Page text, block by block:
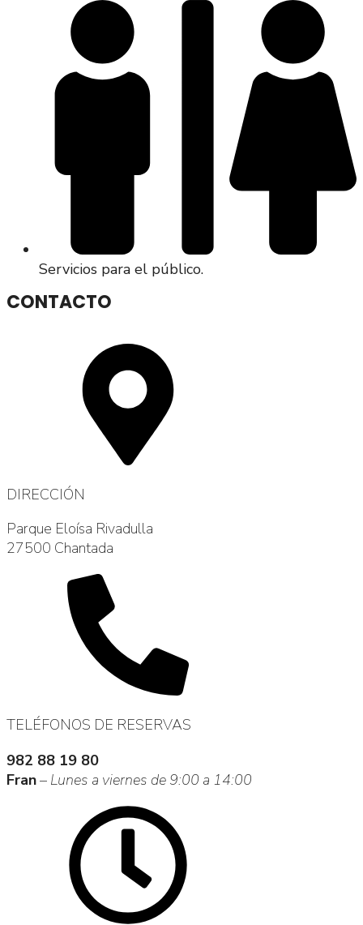
Servicios para el público.​
CONTACTO
DIRECCIÓN
Parque Eloísa Rivadulla
27500 Chantada
TELÉFONOS DE RESERVAS
982 88 19 80
Fran– Lunes a viernes de 9:00 a 14:00